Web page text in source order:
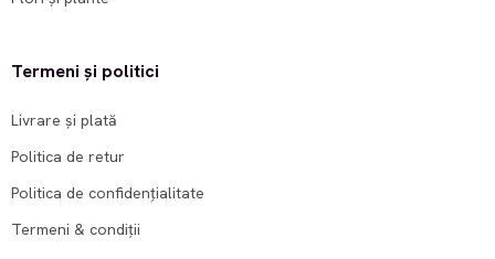
Termeni și politici
Livrare și plată
Politica de retur
Politica de confidențialitate
Termeni & condiții